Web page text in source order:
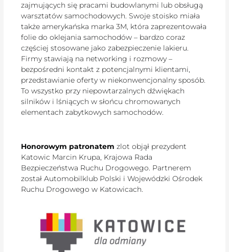
zajmujących się pracami budowlanymi lub obsługą
warsztatów samochodowych. Swoje stoisko miała
także amerykańska marka 3M, która zaprezentowała
folie do oklejania samochodów – bardzo coraz
częściej stosowane jako zabezpieczenie lakieru.
Firmy stawiają na networking i rozmowy –
bezpośredni kontakt z potencjalnymi klientami,
przedstawianie oferty w niekonwencjonalny sposób.
To wszystko przy niepowtarzalnych dźwiękach
silników i lśniących w słońcu chromowanych
elementach zabytkowych samochodów.
Honorowym patronatem zlot objął prezydent
Katowic Marcin Krupa, Krajowa Rada
Bezpieczeństwa Ruchu Drogowego. Partnerem
został Automobilklub Polski i Wojewódzki Ośrodek
Ruchu Drogowego w Katowicach.